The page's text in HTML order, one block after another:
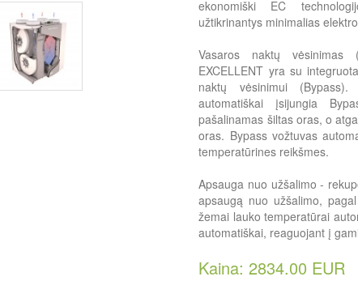
ekonomiški EC
užtikrinantys minimalias
Vasaros naktų vėsinimas
EXCELLENT yra su
naktų vėsinimui
automatiškai įsijungia
pašalinamas šiltas oras, o
oras. Bypass vožtuvas
temperatūrines reikšmes.
Apsauga nuo užšalimo -
apsaugą nuo užšalimo,
žemai lauko temperatūrai
automatiškai, reaguojant į
Kaina: 2834.00 EUR